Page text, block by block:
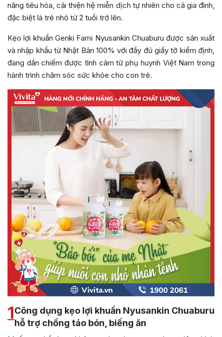
năng tiêu hóa, cải thiện hệ miễn dịch tự nhiên cho cả gia đình,
đặc biệt là trẻ nhỏ từ 2 tuổi trở lên.
Kẹo lợi khuẩn Genki Fami Nyusankin Chuaburu được sản xuất
và nhập khẩu từ Nhật Bản 100% với đầy đủ giấy tờ kiểm định,
đang dần chiếm được tình cảm từ phụ huynh Việt Nam trong
hành trình chăm sóc sức khỏe cho con trẻ.
1Công dụng kẹo lợi khuẩn Nyusankin Chuaburu
hỗ trợ chống táo bón, biếng ăn